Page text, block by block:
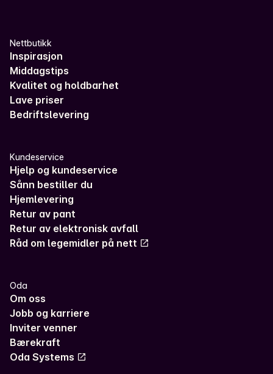
Nettbutikk
Inspirasjon
Middagstips
Kvalitet og holdbarhet
Lave priser
Bedriftslevering
Kundeservice
Hjelp og kundeservice
Sånn bestiller du
Hjemlevering
Retur av pant
Retur av elektronisk avfall
Råd om legemidler på nett
Oda
Om oss
Jobb og karriere
Inviter venner
Bærekraft
Oda Systems